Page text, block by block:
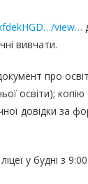
view…
вивчати.
про
освіти);
довідки за
у будні з